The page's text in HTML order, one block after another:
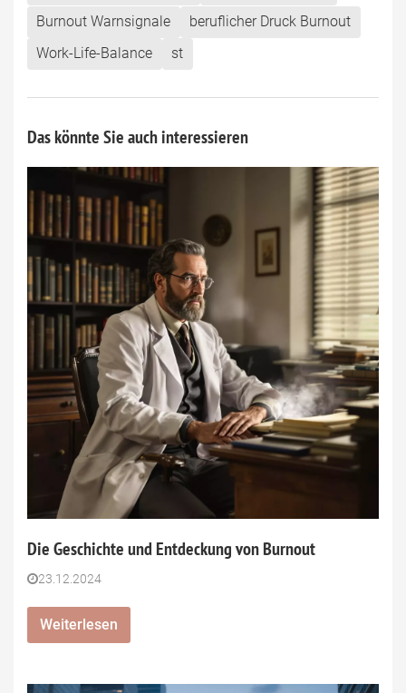
Burnout Warnsignale
beruflicher Druck Burnout
Work-Life-Balance
st
Das könnte Sie auch interessieren
Die Geschichte und Entdeckung von Burnout
23.12.2024
Weiterlesen